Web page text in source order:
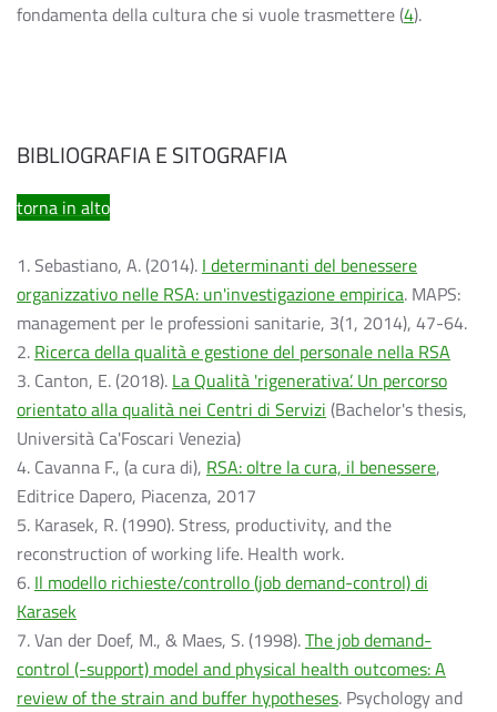
fondamenta della cultura che si vuole trasmettere (4).
BIBLIOGRAFIA E SITOGRAFIA
torna in alto
1. Sebastiano, A. (2014). I determinanti del benessere
organizzativo nelle RSA: un'investigazione empirica. MAPS:
management per le professioni sanitarie, 3(1, 2014), 47-64.
2. Ricerca della qualità e gestione del personale nella RSA
3. Canton, E. (2018). La Qualità 'rigenerativa’. Un percorso
orientato alla qualità nei Centri di Servizi (Bachelor's thesis,
Università Ca'Foscari Venezia)
4. Cavanna F., (a cura di), RSA: oltre la cura, il benessere,
Editrice Dapero, Piacenza, 2017
5. Karasek, R. (1990). Stress, productivity, and the
reconstruction of working life. Health work.
6. Il modello richieste/controllo (job demand-control) di
Karasek
7. Van der Doef, M., & Maes, S. (1998).The job demand-
control (-support) model and physical health outcomes: A
review of the strain and buffer hypotheses. Psychology and